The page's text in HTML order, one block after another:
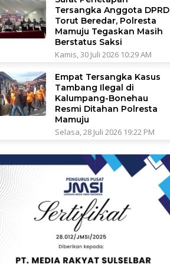
Tersangka Anggota DPRD
Torut Beredar, Polresta
Mamuju Tegaskan Masih
Berstatus Saksi
Kamis, 30 Juli 2026 10:29 AM
Empat Tersangka Kasus
Tambang Ilegal di
Kalumpang-Bonehau
Resmi Ditahan Polresta
Mamuju
Selasa, 28 Juli 2026 19:22 PM